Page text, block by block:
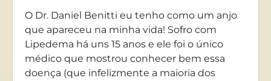
O Dr. Daniel Benitti eu tenho como um anjo
que apareceu na minha vida! Sofro com
Lipedema há uns 15 anos e ele foi o único
médico que mostrou conhecer bem essa
doença (que infelizmente a maioria dos